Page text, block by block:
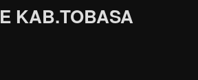
KAB.TOBASA